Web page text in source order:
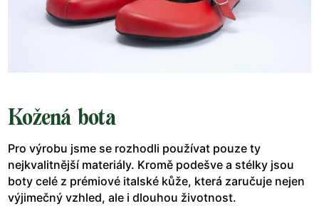
Kožená bota
Pro výrobu jsme se rozhodli používat pouze ty
nejkvalitnější materiály. Kromě podešve a stélky jsou
boty celé z prémiové italské kůže, která zaručuje nejen
výjimečný vzhled, ale i dlouhou životnost.